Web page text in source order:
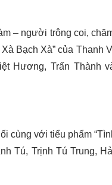
– người trông coi,
Bạch Xà” của
Hương, Trấn Thành
cùng với tiểu phẩm
Tú, Trịnh Tú Trung,